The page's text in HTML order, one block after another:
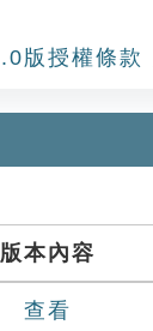
版授權條款
版本內容
查看